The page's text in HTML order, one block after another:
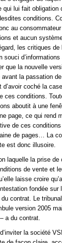
qui lui fait obligation
conditions.
au consommateur
et aucun
les critiques de
souci d’informations
que la nouvelle
la passation
coché la
ces conditions.
aboutit à une
page, ce qui rend
de ces conditions
de pages… La
est donc illusoire.
laquelle la prise de
de vente et
laisse croire
fondée sur
contrat. Le
version 2005
a du contrat.
la société